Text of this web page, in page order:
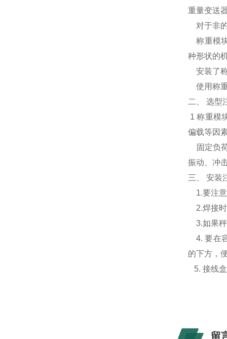
重量变送
对于非
称重模
种形状的
安装了
使用称
二、 选型
1 称重模
偏载等因
固定负
振动、冲
三、 安装
1.要注意
2.焊接时
3.如果秤
4. 要在
的下方，
5. 接线
留